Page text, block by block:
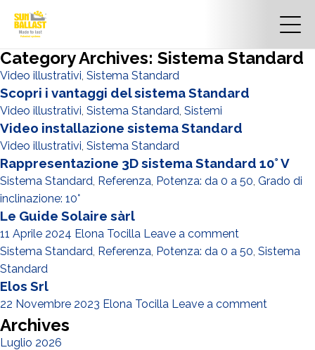
Category Archives: Sistema Standard
Video illustrativi, Sistema Standard
Scopri i vantaggi del sistema Standard
Video illustrativi, Sistema Standard, Sistemi
Video installazione sistema Standard
Video illustrativi, Sistema Standard
Rappresentazione 3D sistema Standard 10° V
Sistema Standard, Referenza, Potenza: da 0 a 50, Grado di
inclinazione: 10°
Le Guide Solaire sàrl
11 Aprile 2024 Elona Tocilla Leave a comment
Sistema Standard, Referenza, Potenza: da 0 a 50, Sistema
Standard
Elos Srl
22 Novembre 2023 Elona Tocilla Leave a comment
Archives
Luglio 2026